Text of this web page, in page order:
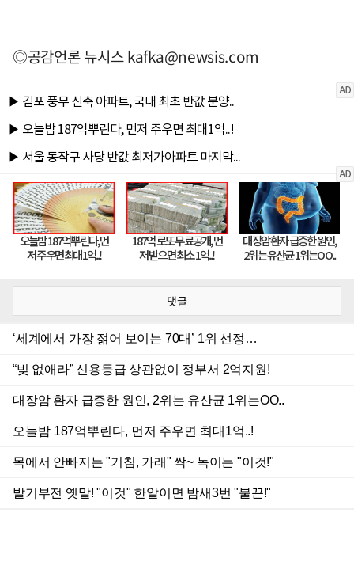
◎공감언론 뉴시스kafka@newsis.com
댓글